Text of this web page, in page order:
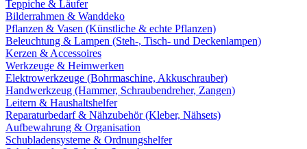
Teppiche & Läufer
Bilderrahmen & Wanddeko
Pflanzen & Vasen (Künstliche & echte Pflanzen)
Beleuchtung & Lampen (Steh-, Tisch- und Deckenlampen)
Kerzen & Accessoires
Werkzeuge & Heimwerken
Elektrowerkzeuge (Bohrmaschine, Akkuschrauber)
Handwerkzeug (Hammer, Schraubendreher, Zangen)
Leitern & Haushaltshelfer
Reparaturbedarf & Nähzubehör (Kleber, Nähsets)
Aufbewahrung & Organisation
Schubladensysteme & Ordnungshelfer